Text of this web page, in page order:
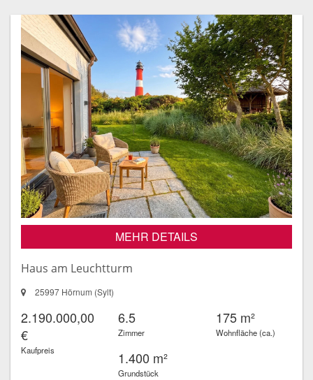
MEHR DETAILS
Haus am Leuchtturm
25997 Hörnum (Sylt)
2.190.000,00
€
Kaufpreis
6.5
Zimmer
175 m²
Wohnfläche (ca.)
1.400 m²
Grundstück